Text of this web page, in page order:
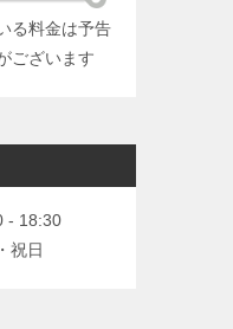
る料金は予告
ございます
- 18:30
祝日